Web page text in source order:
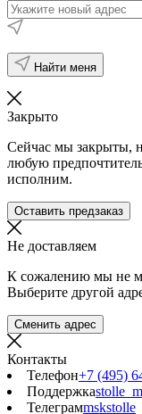
Найти меня
Закрыто
Сейчас мы закрыты,
любую
исполним.
Оставить предзаказ
Не доставляем
К сожалению мы не
Выберите другой
Сменить адрес
Контакты
Телефон+7 (495)
Поддержка
Телеграмmskstolle